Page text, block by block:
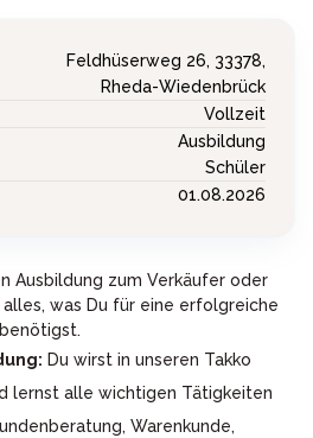
Feldhüserweg 26, 33378,
Rheda-Wiedenbrück
Vollzeit
Ausbildung
Schüler
01.08.2026
Ausbildung zum Verkäufer oder
was Du für eine erfolgreiche
Du wirst in unseren Takko
lernst alle wichtigen Tätigkeiten
Warenkunde,